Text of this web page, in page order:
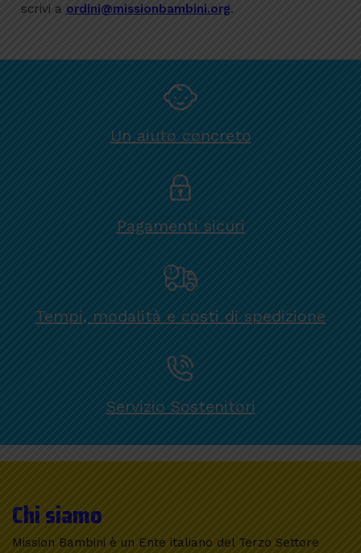
scrivi a ordini@missionbambini.org.
Un aiuto concreto
Pagamenti sicuri
Tempi, modalità e costi di spedizione
Servizio Sostenitori
Chi siamo
Mission Bambini è un Ente italiano del Terzo Settore